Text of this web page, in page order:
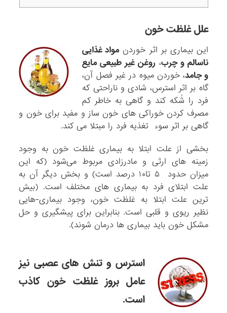
علل غلظت خون
این بیماری بر اثر خوردنمواد غذایی
ناسالم و چرب، روغن غیر طبیعی مایع
و جامد، خوردن میوه در غیر فصل آن،
گاه بر اثر استرس، شادی و ناراحتی که
فرد را شُکه کند و گاهی به خاطر کم
مصرف کردن خوراکی های خون ساز و مفید برای خون و
گاهی بر اثر سوء تغذیه فرد را مبتلا می کند.
بخشی از علت ابتلا به بیماری غلظت خون به وجود
زمینه های ارثی و مادرزادی مربوط می‌شود (که این
میزان حدود ۵ تا۱۰ درصد است) و بخش دیگر آن به
علت ابتلای فرد به بیماری های مختلف است. (بیش
ترین علت ابتلا به غلظت خون، وجود بیماری-هایی
نظیر ریوی و قلبی است. بنابراین برای پیشگیری و حل
مشکل خون باید بیماری ها درمان شوند).
استرس و تنش های عصبی نیز
عامل بروز غلظت خون کاذب
است.